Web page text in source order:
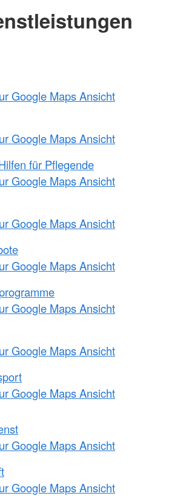
Google Maps Ansicht
Google Maps Ansicht
für Pflegende
Google Maps Ansicht
Google Maps Ansicht
Google Maps Ansicht
Google Maps Ansicht
Google Maps Ansicht
Google Maps Ansicht
Google Maps Ansicht
Google Maps Ansicht